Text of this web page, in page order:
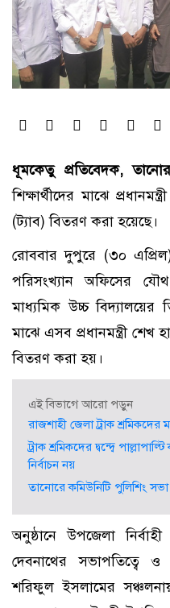
ধূমকেতু প্রতিবেদক,
শিক্ষার্থীদের মাঝে
(ট্যাব) বিতরণ করা হয়েছে।
রোববার দুপুরে (৩০
পরিসংখ্যান অফিসের
মাধ্যমিক উচ্চ বিদ্যালয়ের
মাঝে এসব প্রধানমন্ত্রী শেখ
বিতরণ করা হয়।
এই বিভাগে আরো পড়ুন
রাজশাহী জেলা ট্রাক শ্রমিকদের
ট্রাক শ্রমিকদের দ্বন্দ্বে
নির্বাচন নয়
তানোরে কমিউনিটি পুলিশিং
অনুষ্ঠানে উপজেলা
দেবনাথের সভাপতিত্বে ও
শরিফুল ইসলামের